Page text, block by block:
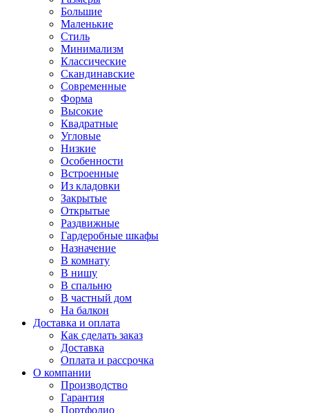
Большие
Маленькие
Стиль
Минимализм
Классические
Скандинавские
Современные
Форма
Высокие
Квадратные
Угловые
Низкие
Особенности
Встроенные
Из кладовки
Закрытые
Открытые
Раздвижные
Гардеробные шкафы
Назначение
В комнату
В нишу
В спальню
В частный дом
На балкон
Доставка и оплата
Как сделать заказ
Доставка
Оплата и рассрочка
О компании
Производство
Гарантия
Портфолио